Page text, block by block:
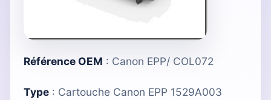
Référence OEM : Canon EPP/ COL072
Type : Cartouche Canon EPP 1529A003